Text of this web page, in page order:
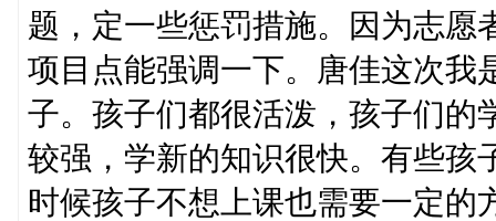
题，定一些惩罚措施。因为志愿
项目点能强调一下。唐佳这次我
子。孩子们都很活泼，孩子们的
较强，学新的知识很快。有些孩
时候孩子不想上课也需要一定的